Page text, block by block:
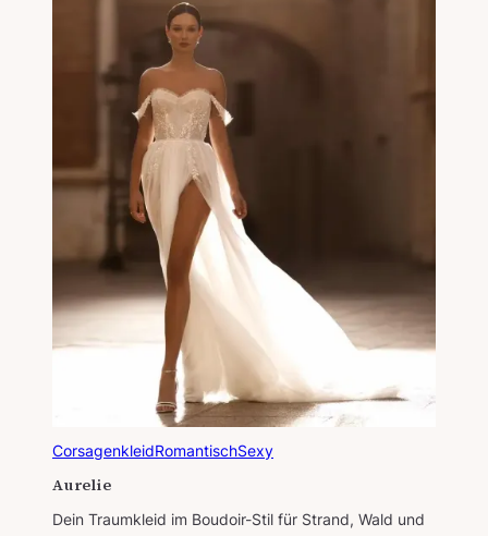
CorsagenkleidRomantischSexy
Aurelie
Dein Traumkleid im Boudoir-Stil für Strand, Wald und